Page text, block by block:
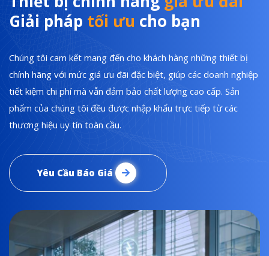
Giải pháp tối ưu cho bạn
Chúng tôi cam kết mang đến cho khách hàng những thiết bị
chính hãng với mức giá ưu đãi đặc biệt, giúp các doanh nghiệp
tiết kiệm chi phí mà vẫn đảm bảo chất lượng cao cấp. Sản
phẩm của chúng tôi đều được nhập khẩu trực tiếp từ các
thương hiệu uy tín toàn cầu.
Yêu Cầu Báo Giá